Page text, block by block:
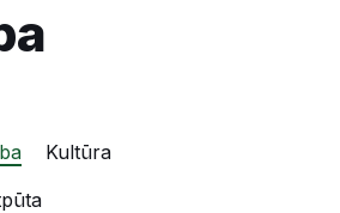
Kultūra